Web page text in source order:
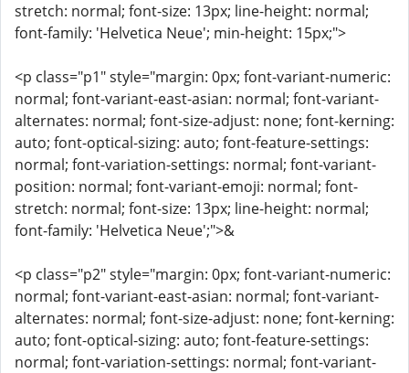
stretch: normal; font-size: 13px; line-height: normal;
font-family: 'Helvetica Neue'; min-height: 15px;">
<p class="p1" style="margin: 0px; font-variant-numeric:
normal; font-variant-east-asian: normal; font-variant-
alternates: normal; font-size-adjust: none; font-kerning:
auto; font-optical-sizing: auto; font-feature-settings:
normal; font-variation-settings: normal; font-variant-
position: normal; font-variant-emoji: normal; font-
stretch: normal; font-size: 13px; line-height: normal;
font-family: 'Helvetica Neue';">&
<p class="p2" style="margin: 0px; font-variant-numeric:
normal; font-variant-east-asian: normal; font-variant-
alternates: normal; font-size-adjust: none; font-kerning:
auto; font-optical-sizing: auto; font-feature-settings:
normal; font-variation-settings: normal; font-variant-